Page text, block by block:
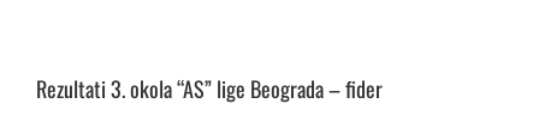
Rezultati 3. okola “AS” lige Beograda – fider